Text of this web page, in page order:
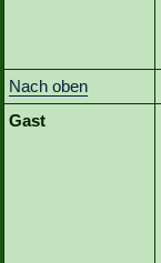
Nach oben
Gast